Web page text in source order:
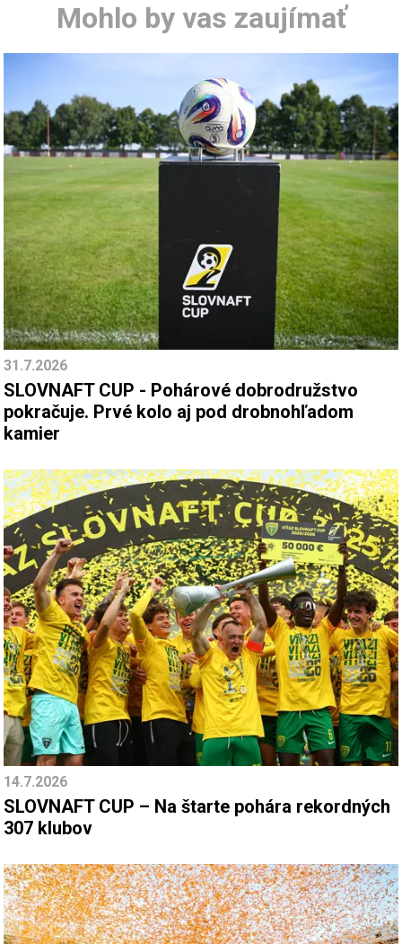
Mohlo by vas zaujímať
31.7.2026
SLOVNAFT CUP - Pohárové dobrodružstvo
pokračuje. Prvé kolo aj pod drobnohľadom
kamier
14.7.2026
SLOVNAFT CUP – Na štarte pohára rekordných
307 klubov